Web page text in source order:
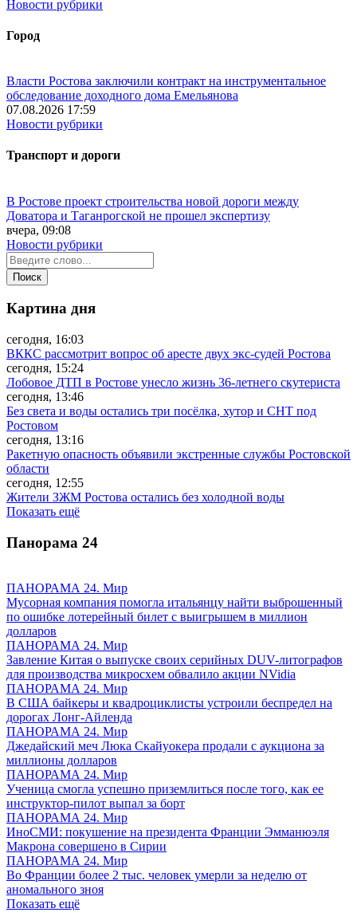
Новости рубрики
Город
Власти Ростова заключили контракт на инструментальное
обследование доходного дома Емельянова
07.08.2026 17:59
Новости рубрики
Транспорт и дороги
В Ростове проект строительства новой дороги между
Доватора и Таганрогской не прошел экспертизу
вчера, 09:08
Новости рубрики
Картина дня
сегодня, 16:03
ВККС рассмотрит вопрос об аресте двух экс-судей Ростова
сегодня, 15:24
Лобовое ДТП в Ростове унесло жизнь 36-летнего скутериста
сегодня, 13:46
Без света и воды остались три посёлка, хутор и СНТ под
Ростовом
сегодня, 13:16
Ракетную опасность объявили экстренные службы Ростовской
области
сегодня, 12:55
Жители ЗЖМ Ростова остались без холодной воды
Показать ещё
Панорама 24
ПАНОРАМА 24. Мир
Мусорная компания помогла итальянцу найти выброшенный
по ошибке лотерейный билет с выигрышем в миллион
долларов
ПАНОРАМА 24. Мир
Завление Китая о выпуске своих серийных DUV-литографов
для производства микросхем обвалило акции NVidia
ПАНОРАМА 24. Мир
В США байкеры и квадроциклисты устроили беспредел на
дорогах Лонг-Айленда
ПАНОРАМА 24. Мир
Джедайский меч Люка Скайуокера продали с аукциона за
миллионы долларов
ПАНОРАМА 24. Мир
Ученица смогла успешно приземлиться после того, как ее
инструктор-пилот выпал за борт
ПАНОРАМА 24. Мир
ИноСМИ: покушение на президента Франции Эмманюэля
Макрона совершено в Сирии
ПАНОРАМА 24. Мир
Во Франции более 2 тыс. человек умерли за неделю от
аномального зноя
Показать ещё